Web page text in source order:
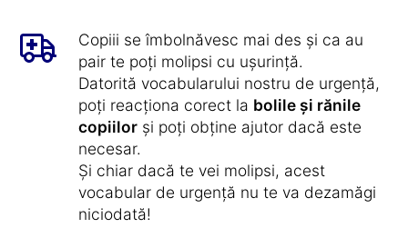
Copiii se îmbolnăvesc mai des și ca au
pair te poți molipsi cu ușurință.
Datorită vocabularului nostru de urgență,
poți reacționa corect la bolile și rănile
copiilor și poți obține ajutor dacă este
necesar.
Și chiar dacă te vei molipsi, acest
vocabular de urgență nu te va dezamăgi
niciodată!